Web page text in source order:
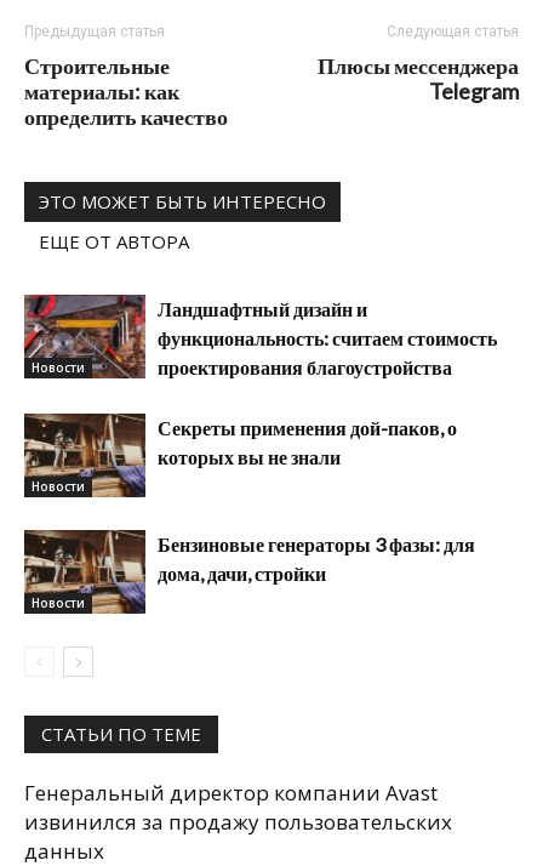
Предыдущая статья
Строительные
материалы: как
определить качество
Следующая статья
Плюсы мессенджера
Telegram
ЭТО МОЖЕТ БЫТЬ ИНТЕРЕСНО
ЕЩЕ ОТ АВТОРА
Новости
Ландшафтный дизайн и
функциональность: считаем стоимость
проектирования благоустройства
Новости
Секреты применения дой-паков, о
которых вы не знали
Новости
Бензиновые генераторы 3 фазы: для
дома, дачи, стройки
СТАТЬИ ПО ТЕМЕ
Генеральный директор компании Avast
извинился за продажу пользовательских
данных